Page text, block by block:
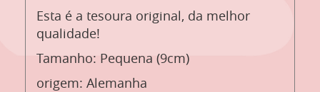
Esta é a tesoura original, da melhor
qualidade!
Tamanho: Pequena (9cm)
origem: Alemanha